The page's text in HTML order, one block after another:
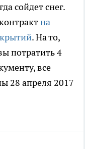
сойдет снег.
на
. На то,
потратить 4
все
28 апреля 2017